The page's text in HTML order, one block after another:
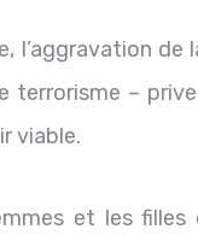
l’aggravation
terrorisme –
viable.
et les